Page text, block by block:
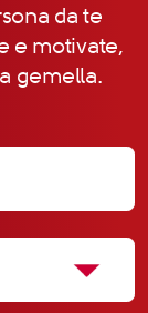
da te
e motivate,
gemella.